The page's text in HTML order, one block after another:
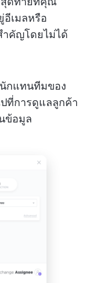
เมลหรือ
ำคัญโดยไม่ได้
กแทนทีมของ
ที่การดูแลลูกค้า
ข้อมูล